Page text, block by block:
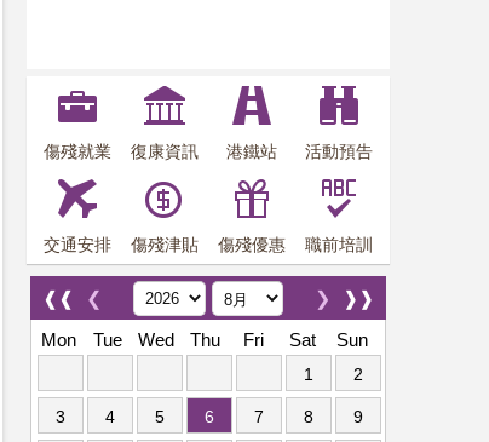
傷殘就業 復康資訊 港鐵站 活動預告
交通安排 傷殘津貼 傷殘優惠 職前培訓
❰❰ ❮ ❱❱
❯
Mon
Tue Wed Thu Fri Sat Sun
1 2
3 4 5 6 7 8 9